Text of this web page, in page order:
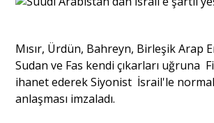
Ekonomi
Mısır, Ürdün, Bahreyn, Birleşik Arap
Sudan ve Fas kendi çıkarları uğruna
ihanet ederek Siyonist İsrail'le
anlaşması imzaladı.